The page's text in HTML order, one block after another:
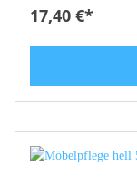
nachpolieren.
pflegt in einem
und
dauerhaft
17,40 €*